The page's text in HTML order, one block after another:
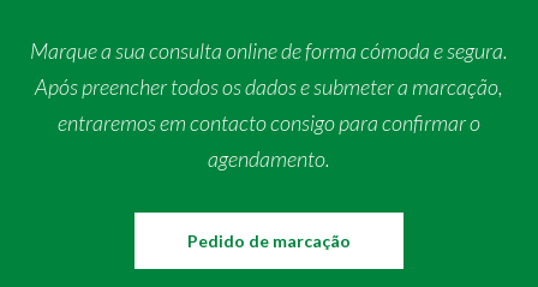
Marque a sua consulta online de forma cómoda e segura.
Após preencher todos os dados e submeter a marcação,
entraremos em contacto consigo para confirmar o
agendamento.
Pedido de marcação